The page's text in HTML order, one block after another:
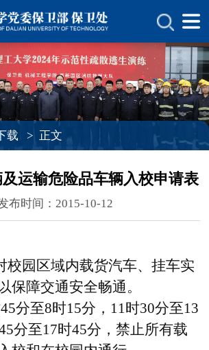
载 > 正文
运输危险品车辆入校申请表
布时间：2015-10-12
校园区域内载货汽车、挂车实
保障交通安全畅通。
分至8时15分，11时30分至13
分至17时45分，禁止所有载